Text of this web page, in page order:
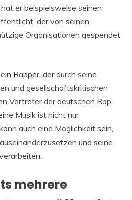
er beispielsweise seinen
der von seinen
Organisationen gespendet
Rapper, der durch seine
und gesellschaftskritischen
Vertreter der deutschen Rap-
Musik ist nicht nur
auch eine Möglichkeit sein,
und seine
mehrere